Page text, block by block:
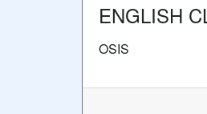
ENGLISH
OSIS